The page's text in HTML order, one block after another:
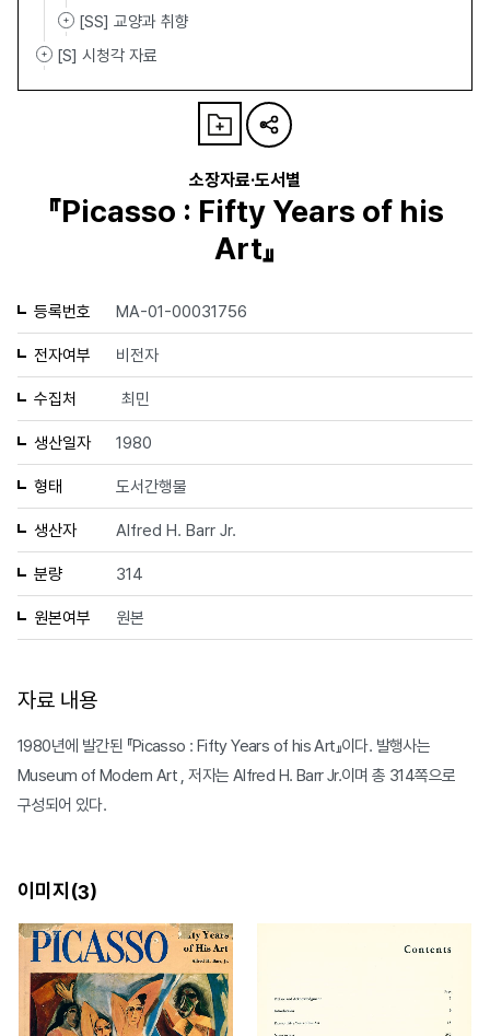
[SS] 교양과 취향
[S] 시청각 자료
소장자료·도서별
『Picasso : Fifty Years of his
Art』
등록번호 MA-01-00031756
전자여부 비전자
수집처 최민
생산일자 1980
형태 도서간행물
생산자 Alfred H. Barr Jr.
분량 314
원본여부 원본
자료 내용
1980년에 발간된 『Picasso : Fifty Years of his Art』이다. 발행사는
Museum of Modern Art , 저자는 Alfred H. Barr Jr.이며 총 314쪽으로
구성되어 있다.
이미지(3)